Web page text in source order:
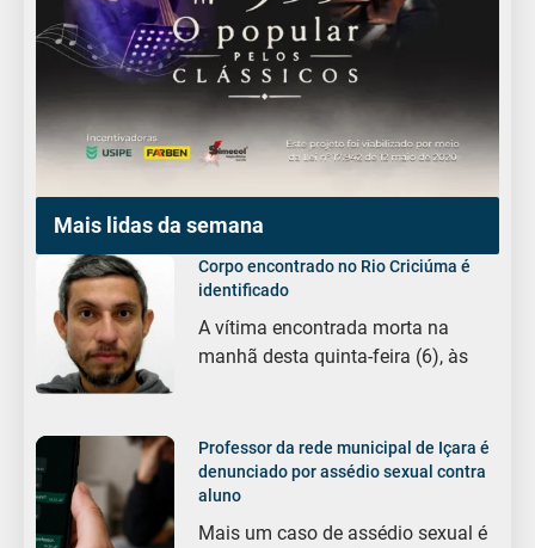
Mais lidas da semana
Corpo encontrado no Rio Criciúma é
identificado
A vítima encontrada morta na
manhã desta quinta-feira (6), às
Professor da rede municipal de Içara é
denunciado por assédio sexual contra
aluno
Mais um caso de assédio sexual é